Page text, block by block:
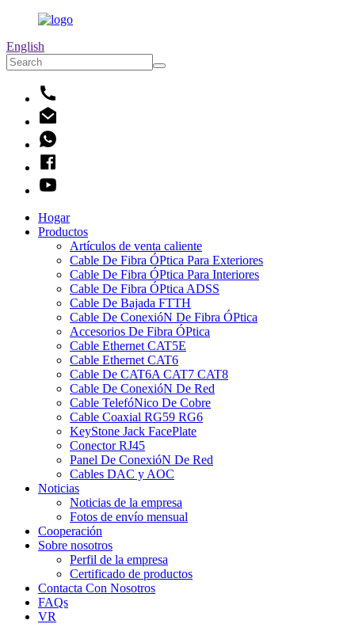
English
Hogar
Productos
Artículos de venta caliente
Cable De Fibra ÓPtica Para Exteriores
Cable De Fibra ÓPtica Para Interiores
Cable De Fibra ÓPtica ADSS
Cable De Bajada FTTH
Cable De ConexióN De Fibra ÓPtica
Accesorios De Fibra ÓPtica
Cable Ethernet CAT5E
Cable Ethernet CAT6
Cable De CAT6A CAT7 CAT8
Cable De ConexióN De Red
Cable TelefóNico De Cobre
Cable Coaxial RG59 RG6
KeyStone Jack FacePlate
Conector RJ45
Panel De ConexióN De Red
Cables DAC y AOC
Noticias
Noticias de la empresa
Fotos de envío mensual
Cooperación
Sobre nosotros
Perfil de la empresa
Certificado de productos
Contacta Con Nosotros
FAQs
VR